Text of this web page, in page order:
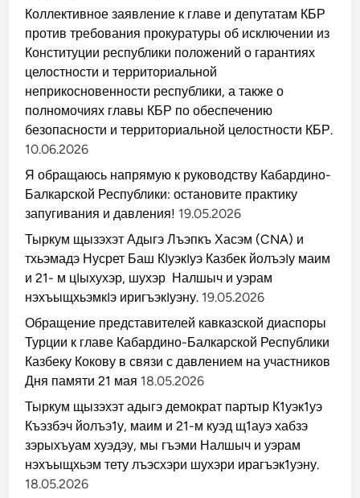
Коллективное заявление к главе и депутатам КБР
против требования прокуратуры об исключении из
Конституции республики положений о гарантиях
целостности и территориальной
неприкосновенности республики, а также о
полномочиях главы КБР по обеспечению
безопасности и территориальной целостности КБР.
10.06.2026
Я обращаюсь напрямую к руководству Кабардино-
Балкарской Республики: остановите практику
запугивания и давления! 19.05.2026
Тыркум щызэхэт Адыгэ Лъэпкъ Хасэм (CNA) и
тхьэмадэ Нусрет Баш КIуэкIуэ Казбек йолъэIу маим
и 21- м цIыхухэр, шухэр Налшыч и уэрам
нэхъыщхьэмкIэ иригъэкIуэну. 19.05.2026
Обращение представителей кавказской диаспоры
Турции к главе Кабардино-Балкарской Республики
Казбеку Кокову в связи с давлением на участников
Дня памяти 21 мая 18.05.2026
Тыркум щызэхэт адыгэ демократ партыр К1уэк1уэ
Къэзбэч йолъэ1у, маим и 21-м куэд щ1ауэ хабзэ
зэрыхъуам хуэдэу, мы гъэми Налшыч и уэрам
нэхъыщхьэм тету лъэсхэри шухэри ирагъэк1уэну.
18.05.2026